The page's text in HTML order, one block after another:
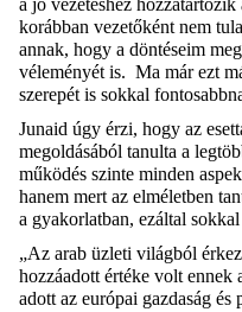
a jó vezetéshez
korábban vezetőként nem
annak, hogy a döntéseim
véleményét is. Ma már ezt
szerepét is sokkal
Junaid úgy érzi, hogy az
megoldásából tanulta a
működés szinte minden
hanem mert az elméletben
a gyakorlatban, ezáltal
„Az arab üzleti világból
hozzáadott értéke volt ennek
adott az európai gazdaság